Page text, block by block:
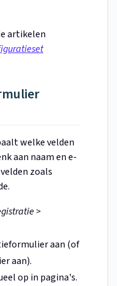
artikelen
welke velden
aan naam en e-
zoals
>
aan (of
aan).
op in pagina's.